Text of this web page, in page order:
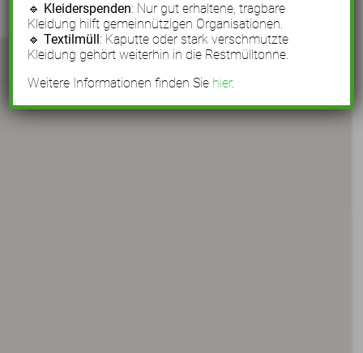
🔹 Kleiderspenden: Nur gut erhaltene, tragbare
Kleidung hilft gemeinnützigen Organisationen.
🔹Textilmüll: Kaputte oder stark verschmutzte
Kleidung gehört weiterhin in die Restmülltonne.
Weitere Informationen finden Sie hier.